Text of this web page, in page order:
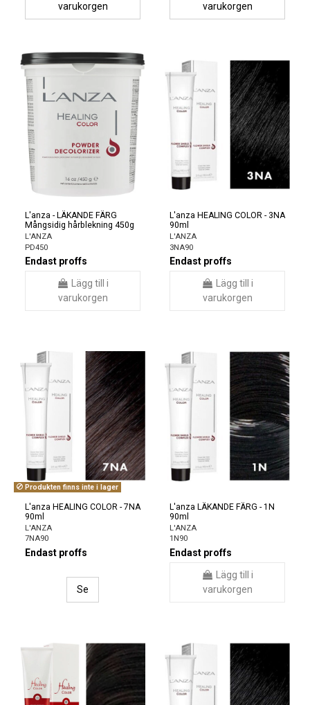
varukorgen
varukorgen
L'anza - LÄKANDE FÄRG
Mångsidig hårblekning 450g
L'ANZA
PD450
Endast proffs
Lägg till i
varukorgen
L'anza HEALING COLOR - 3NA
90ml
L'ANZA
3NA90
Endast proffs
Lägg till i
varukorgen
Produkten finns inte i lager
L'anza HEALING COLOR - 7NA
90ml
L'ANZA
7NA90
Endast proffs
Se
L'anza LÄKANDE FÄRG - 1N
90ml
L'ANZA
1N90
Endast proffs
Lägg till i
varukorgen